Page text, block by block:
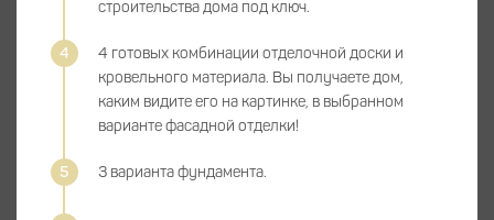
строительства дома под ключ.
4 готовых комбинации отделочной доски и
кровельного материала. Вы получаете дом,
каким видите его на картинке, в выбранном
варианте фасадной отделки!
3 варианта фундамента.